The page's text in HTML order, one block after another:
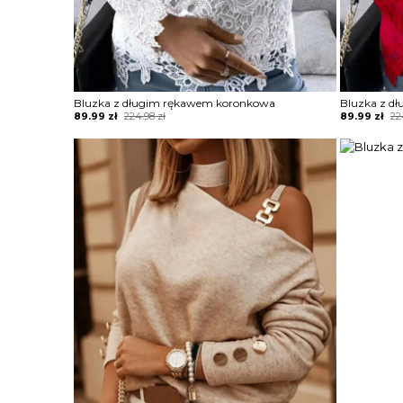
Bluzka z długim rękawem koronkowa
224.98zł
Original
was:
89.99 zł
Current
is:
Bluzka z
Original
was:
224.98 zł.
89.99 zł
Current
is:
89.99 zł.